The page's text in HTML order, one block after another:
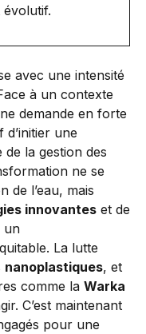
évolutif.
avec une intensité
à un contexte
demande en forte
une
la gestion des
ne se
de l’eau, mais
innovantes et de
un
La lutte
nanoplastiques, et
comme la Warka
C’est maintenant
pour une